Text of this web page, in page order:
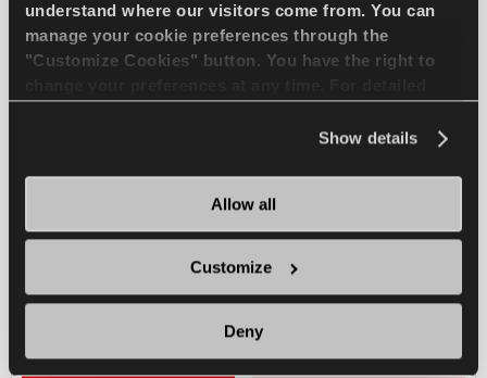
understand where our visitors come from. You can
manage your cookie preferences through the
"Customize Cookies" button. You have the right to
Show details
Allow all
Customize
Deny
Natürliche Auslese - Fahrökonomie für Ihren
Kompakt-Pkw
ENERGIEEFFIZIENZ
HÄNDLER FINDEN MEHR ERFAHREN